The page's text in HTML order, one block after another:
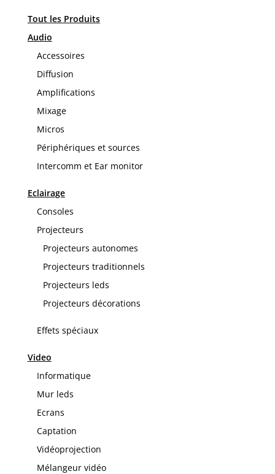
Tout les Produits
Audio
Accessoires
Diffusion
Amplifications
Mixage
Micros
Périphériques et sources
Intercomm et Ear monitor
Eclairage
Consoles
Projecteurs
Projecteurs autonomes
Projecteurs traditionnels
Projecteurs leds
Projecteurs décorations
Effets spéciaux
Video
Informatique
Mur leds
Ecrans
Captation
Vidéoprojection
Mélangeur vidéo